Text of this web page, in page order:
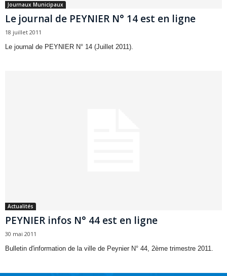
Journaux Municipaux
Le journal de PEYNIER N° 14 est en ligne
18 juillet 2011
Le journal de PEYNIER N° 14 (Juillet 2011).
Actualités
PEYNIER infos N° 44 est en ligne
30 mai 2011
Bulletin d'information de la ville de Peynier N° 44, 2ème trimestre 2011.